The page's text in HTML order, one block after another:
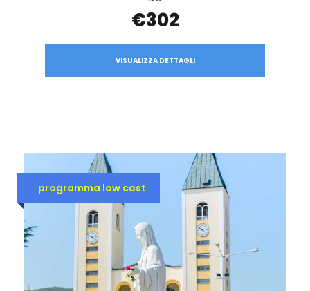
€302
VISUALIZZA DETTAGLI
programma low cost